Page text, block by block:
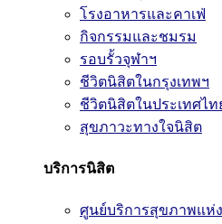
โรงอาหารและคาเฟ่
กิจกรรมและชมรม
รอบรั้วจุฬาฯ
ชีวิตนิสิตในกรุงเทพฯ
ชีวิตนิสิตในประเทศไท
สุขภาวะทางใจนิสิต
บริการนิสิต
ศูนย์บริการสุขภาพแห่